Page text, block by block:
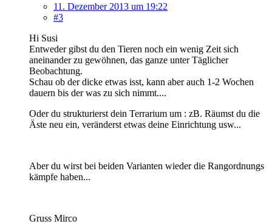
11. Dezember 2013 um 19:22
#3
Hi Susi
Entweder gibst du den Tieren noch ein wenig Zeit sich
aneinander zu gewöhnen, das ganze unter Täglicher
Beobachtung.
Schau ob der dicke etwas isst, kann aber auch 1-2 Wochen
dauern bis der was zu sich nimmt....
Oder du strukturierst dein Terrarium um : zB. Räumst du die
Äste neu ein, veränderst etwas deine Einrichtung usw...
Aber du wirst bei beiden Varianten wieder die Rangordnungs
kämpfe haben...
Gruss Mirco